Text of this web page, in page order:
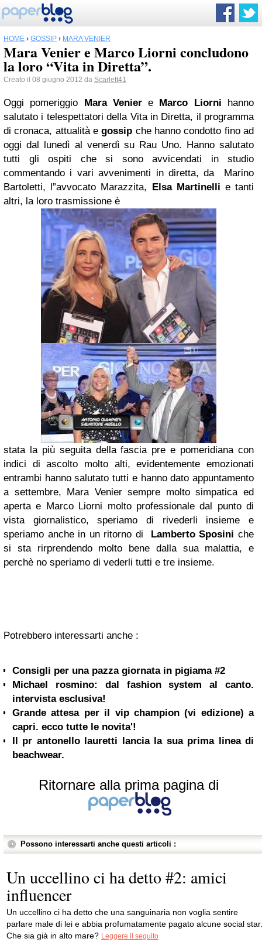
HOME › GOSSIP › MARA VENIER
Mara Venier e Marco Liorni concludono
la loro “Vita in Diretta”.
Creato il 08 giugno 2012 da Scarlett41
Oggi pomeriggio Mara Veniere Marco Liorni hanno
salutato i telespettatori della Vita in Diretta, il programma
di cronaca, attualità egossip che hanno condotto fino ad
oggi dal lunedì al venerdì su Rau Uno. Hanno salutato
tutti gli ospiti che si sono avvicendati in studio
commentando i vari avvenimenti in diretta, da Marino
Bartoletti, l”avvocato Marazzita, Elsa Martinelli e tanti
altri, la loro trasmissione è
stata la più seguita della fascia pre e pomeridiana con
indici di ascolto molto alti, evidentemente emozionati
entrambi hanno salutato tutti e hanno dato appuntamento
a settembre, Mara Venier sempre molto simpatica ed
aperta e Marco Liorni molto professionale dal punto di
vista giornalistico, speriamo di rivederli insieme e
speriamo anche in un ritorno di Lamberto Sposini che
si sta rirprendendo molto bene dalla sua malattia, e
perchè no speriamo di vederli tutti e tre insieme.
Potrebbero interessarti anche :
Consigli per una pazza giornata in pigiama #2
Michael rosmino: dal fashion system al canto.
intervista esclusiva!
Grande attesa per il vip champion (vi edizione) a
capri. ecco tutte le novita'!
Il pr antonello lauretti lancia la sua prima linea di
beachwear.
Ritornare alla prima pagina di
Possono interessarti anche questi articoli :
Un uccellino ci ha detto #2: amici
influencer
Un uccellino ci ha detto che una sanguinaria non voglia sentire
parlare male di lei e abbia profumatamente pagato alcune social star.
Che sia già in alto mare? Leggere il seguito